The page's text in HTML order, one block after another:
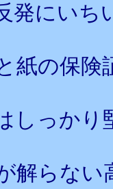
発にいち
紙の保
しっかり
解らない